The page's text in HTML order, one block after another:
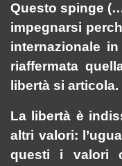
Questo spinge
impegnarsi
internazionale
riaffermata
libertà si articola.
La libertà è
altri valori:
questi i valori